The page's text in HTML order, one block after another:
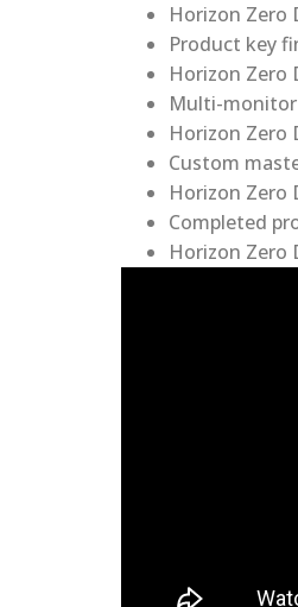
Horizon Zero
Product key
Horizon Zero
Multi-
Horizon Zero
Custom
Horizon Zero
Completed
Horizon Zero